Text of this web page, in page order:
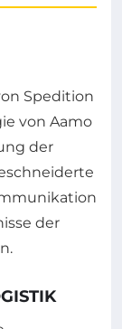
Spedition
von Aamo
der
der